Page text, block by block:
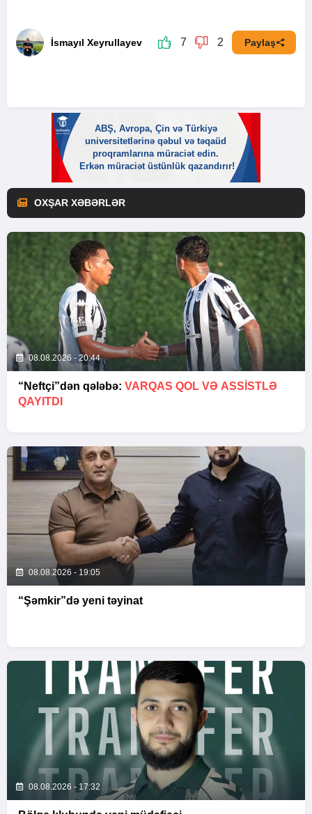
İsmayıl Xeyrullayev 7 2 Paylaş
OXŞAR XƏBƏRLƏR
08.08.2026 - 20:44
“Neftçi”dən qələbə: VARQAS QOL VƏ ASSİSTLƏ
QAYITDI
08.08.2026 - 19:05
“Şəmkir”də yeni təyinat
08.08.2026 - 17:32